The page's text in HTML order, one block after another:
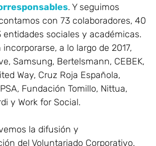
. Y seguimos
con 73 colaboradores, 40
entidades sociales y académicas.
a lo largo de 2017,
Samsung, Bertelsmann, CEBEK,
Way, Cruz Roja Española,
Fundación Tomillo, Nittua,
y Work for Social.
la difusión y
del Voluntariado Corporativo.